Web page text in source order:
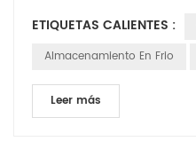
ETIQUETAS CALIENTES :
Almacenamiento En Frio
Leer más